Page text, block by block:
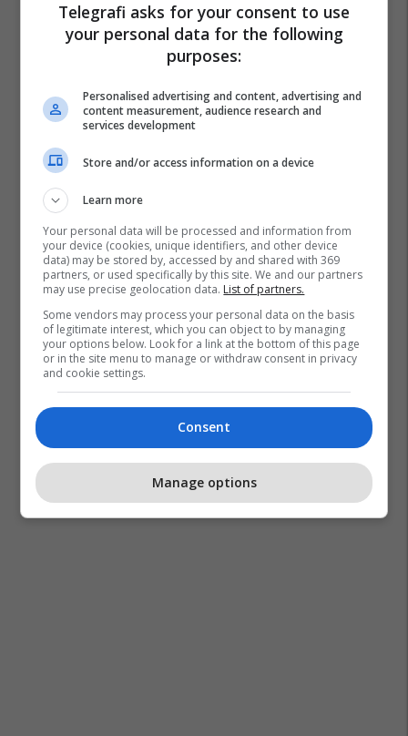
Gjilani Lokale Komuna E Kamenices
Kurse Falas
Kamenica
Gjilani
Telegrafi asks for your consent to use
your personal data for the following
purposes:
Personalised advertising and content, advertising and
content measurement, audience research and
services development
Store and/or access information on a device
Learn more
Your personal data will be processed and information from
your device (cookies, unique identifiers, and other device
data) may be stored by, accessed by and shared with 369
partners, or used specifically by this site. We and our partners
may use precise geolocation data. List of partners.
Some vendors may process your personal data on the basis
of legitimate interest, which you can object to by managing
your options below. Look for a link at the bottom of this page
or in the site menu to manage or withdraw consent in privacy
and cookie settings.
Consent
Manage options